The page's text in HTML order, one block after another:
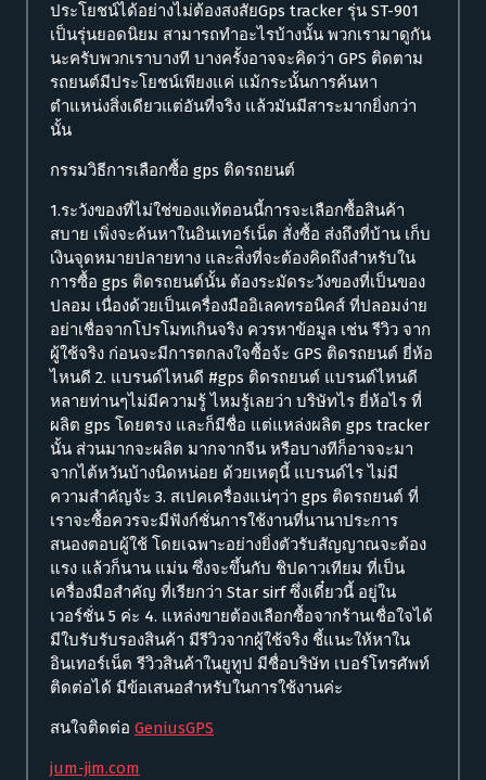
ประโยชน์ได้อย่างไม่ต้องสงสัยGps tracker รุ่น ST-901
เป็นรุ่นยอดนิยม สามารถทำอะไรบ้างนั้น พวกเรามาดูกัน
นะครับพวกเราบางที บางครั้งอาจจะคิดว่า GPS ติดตาม
รถยนต์มีประโยชน์เพียงแค่ แม้กระนั้นการค้นหา
ตำแหน่งสิ่งเดียวแต่อันที่จริง แล้วมันมีสาระมากยิ่งกว่า
นั้น
กรรมวิธีการเลือกซื้อ gps ติดรถยนต์
1.ระวังของที่ไม่ใช่ของแท้ตอนนี้การจะเลือกซื้อสินค้า
สบาย เพิ่งจะค้นหาในอินเทอร์เน็ต สั่งซื้อ ส่งถึงที่บ้าน เก็บ
เงินจุดหมายปลายทาง และส่ิงที่จะต้องคิดถึงสำหรับใน
การซื้อ gps ติดรถยนต์นั้น ต้องระมัดระวังของที่เป็นของ
ปลอม เนื่องด้วยเป็นเครื่องมืออิเลคทรอนิคส์ ที่ปลอมง่าย
อย่าเชื่อจากโปรโมทเกินจริง ควรหาข้อมูล เช่น รีวิว จาก
ผู้ใช้จริง ก่อนจะมีการตกลงใจซื้อจ้ะ GPS ติดรถยนต์ ยี่ห้อ
ไหนดี 2. แบรนด์ไหนดี #gps ติดรถยนต์ แบรนด์ไหนดี
หลายท่านๆไม่มีความรู้ ไหมรู้เลยว่า บริษัทไร ยี่ห้อไร ที่
ผลิต gps โดยตรง และก็มีชื่อ แต่แหล่งผลิต gps tracker
นั้น ส่วนมากจะผลิต มากจากจีน หรือบางทีก็อาจจะมา
จากไต้หวันบ้างนิดหน่อย ด้วยเหตุนี้ แบรนด์ไร ไม่มี
ความสำคัญจ้ะ 3. สเปคเครื่องแน่ๆว่า gps ติดรถยนต์ ที่
เราจะซื้อควรจะมีฟังก์ชั่นการใช้งานที่นานาประการ
สนองตอบผู้ใช้ โดยเฉพาะอย่างยิ่งตัวรับสัญญาณจะต้อง
แรง แล้วก็นาน แม่น ซึ่งจะขึ้นกับ ชิปดาวเทียม ที่เป็น
เครื่องมือสำคัญ ที่เรียกว่า Star sirf ซึ่งเดี๋ยวนี้ อยู่ใน
เวอร์ชั่น 5 ค่ะ 4. แหล่งขายต้องเลือกซื้อจากร้านเชื่อใจได้
มีใบรับรับรองสินค้า มีรีวิวจากผู้ใช้จริง ชี้แนะให้หาใน
อินเทอร์เน็ต รีวิวสินค้าในยูทูป มีชื่อบริษัท เบอร์โทรศัพท์
ติดต่อได้ มีข้อเสนอสำหรับในการใช้งานค่ะ
สนใจติดต่อ GeniusGPS
jum-jim.com